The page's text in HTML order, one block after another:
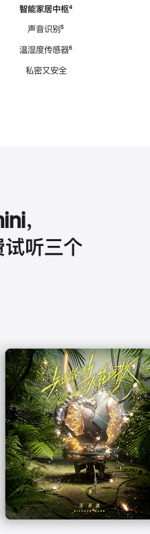
智能家居中枢脚
⁴
声音识别脚
⁵
温湿度传感器脚
⁶
私密又安全
，
听三个